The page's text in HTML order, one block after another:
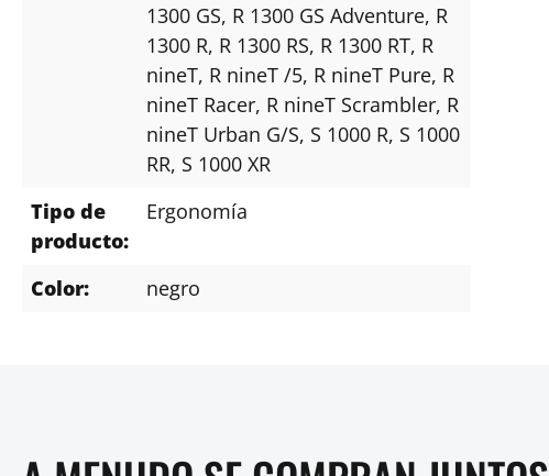
1300 GS, R 1300 GS Adventure, R
1300 R, R 1300 RS, R 1300 RT, R
nineT, R nineT /5, R nineT Pure, R
nineT Racer, R nineT Scrambler, R
nineT Urban G/S, S 1000 R, S 1000
RR, S 1000 XR
Tipo de
producto:
Ergonomía
Color: negro